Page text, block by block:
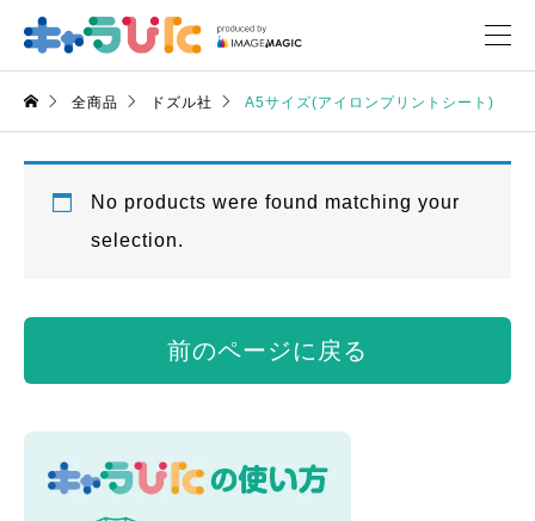
全商品 ドズル社 A5サイズ(アイロンプリントシート)
No products were found matching your
selection.
前のページに戻る